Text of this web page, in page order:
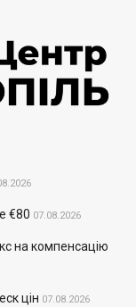
€80 07.08.2026
на компенсацію
цін 07.08.2026